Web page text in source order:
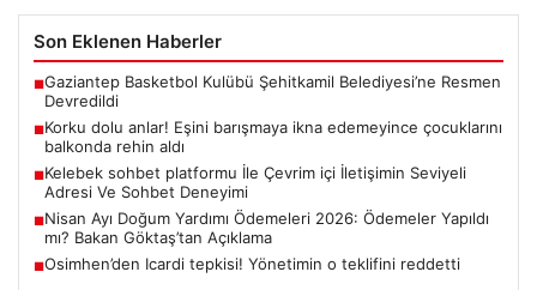
Son Eklenen Haberler
■Gaziantep Basketbol Kulübü Şehitkamil Belediyesi’ne Resmen
Devredildi
■Korku dolu anlar! Eşini barışmaya ikna edemeyince çocuklarını
balkonda rehin aldı
■Kelebek sohbet platformu İle Çevrim içi İletişimin Seviyeli
Adresi Ve Sohbet Deneyimi
■Nisan Ayı Doğum Yardımı Ödemeleri 2026: Ödemeler Yapıldı
mı? Bakan Göktaş’tan Açıklama
■Osimhen’den Icardi tepkisi! Yönetimin o teklifini reddetti